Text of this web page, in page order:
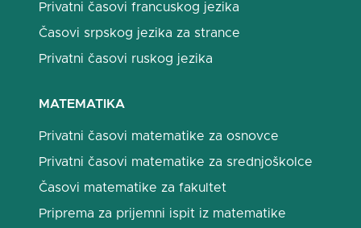
Privatni časovi francuskog jezika
Časovi srpskog jezika za strance
Privatni časovi ruskog jezika
MATEMATIKA
Privatni časovi matematike za osnovce
Privatni časovi matematike za srednjoškolce
Časovi matematike za fakultet
Priprema za prijemni ispit iz matematike